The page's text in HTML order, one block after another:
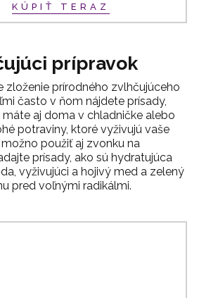
KÚPIŤ TERAZ
prípravok
zloženie prírodného zvlhčujúceho
často v ňom nájdete prísady,
aj doma v chladničke alebo
potraviny, ktoré vyživujú vaše
použiť aj zvonku na
prísady, ako sú hydratujúca
vyživujúci a hojivý med a zelený
pred voľnými radikálmi.